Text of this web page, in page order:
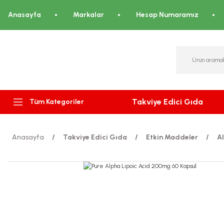
Anasayfa Markalar Hesap Numaramız
Tüm Kategoriler Takviye Edici Gıda
Anasayfa Takviye Edici Gıda Etkin Maddeler